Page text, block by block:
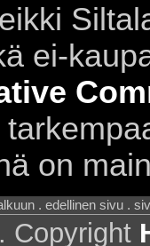
ei-
on
. edellinen sivu .
. Copyright